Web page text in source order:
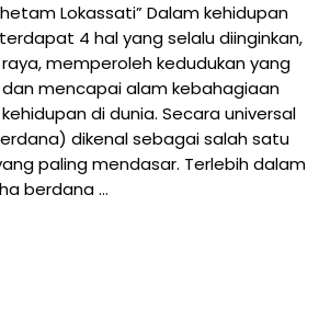
Lokassati” Dalam kehidupan
4 hal yang selalu diinginkan,
memperoleh kedudukan yang
mencapai alam kebahagiaan
di dunia. Secara universal
dikenal sebagai salah satu
paling mendasar. Terlebih dalam
berdana …